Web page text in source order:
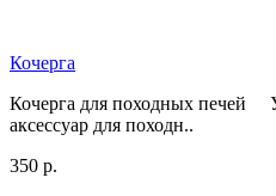
Кочерга
Кочерга для походных печей
аксессуар для походн..
350 р.